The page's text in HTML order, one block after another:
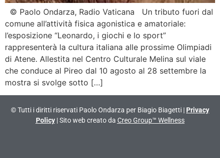
© Paolo Ondarza, Radio Vaticana Un tributo fuori dal
comune all’attività fisica agonistica e amatoriale:
l’esposizione “Leonardo, i giochi e lo sport”
rappresenterà la cultura italiana alle prossime Olimpiadi
di Atene. Allestita nel Centro Culturale Melina sul viale
che conduce al Pireo dal 10 agosto al 28 settembre la
mostra si svolge sotto […]
© Tutti i diritti riservati Paolo Ondarza per Biagio Biagetti | Privacy
Policy| Sito web creato da Creo Group™ Wellness